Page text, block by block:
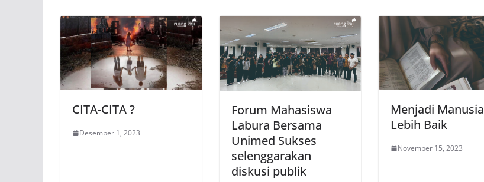
CITA-CITA ?
Desember 1, 2023
Forum Mahasiswa
Labura Bersama
Unimed Sukses
selenggarakan
diskusi publik
Menjadi Manusia
Lebih Baik
November 15, 2023